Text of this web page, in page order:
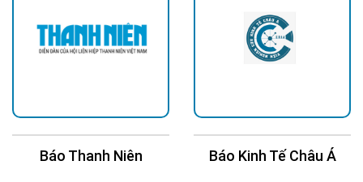
Báo Thanh Niên Báo Kinh Tế Châu Á